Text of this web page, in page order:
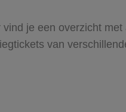
je een overzicht
van